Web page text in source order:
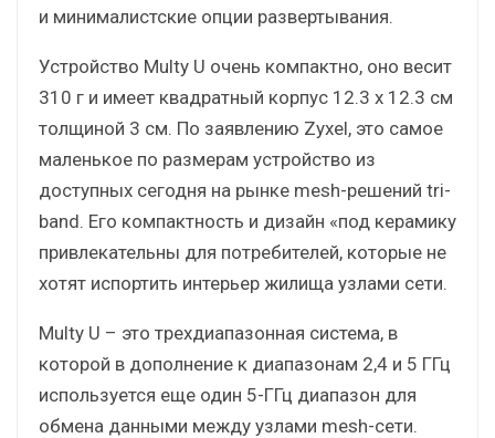
и минималистские опции развертывания.
Устройство Multy U очень компактно, оно весит
310 г и имеет квадратный корпус 12.3 x 12.3 см
толщиной 3 см. По заявлению Zyxel, это самое
маленькое по размерам устройство из
доступных сегодня на рынке mesh-решений tri-
band. Его компактность и дизайн «под керамику
привлекательны для потребителей, которые не
хотят испортить интерьер жилища узлами сети.
Multy U – это трехдиапазонная система, в
которой в дополнение к диапазонам 2,4 и 5 ГГц
используется еще один 5-ГГц диапазон для
обмена данными между узлами mesh-сети.